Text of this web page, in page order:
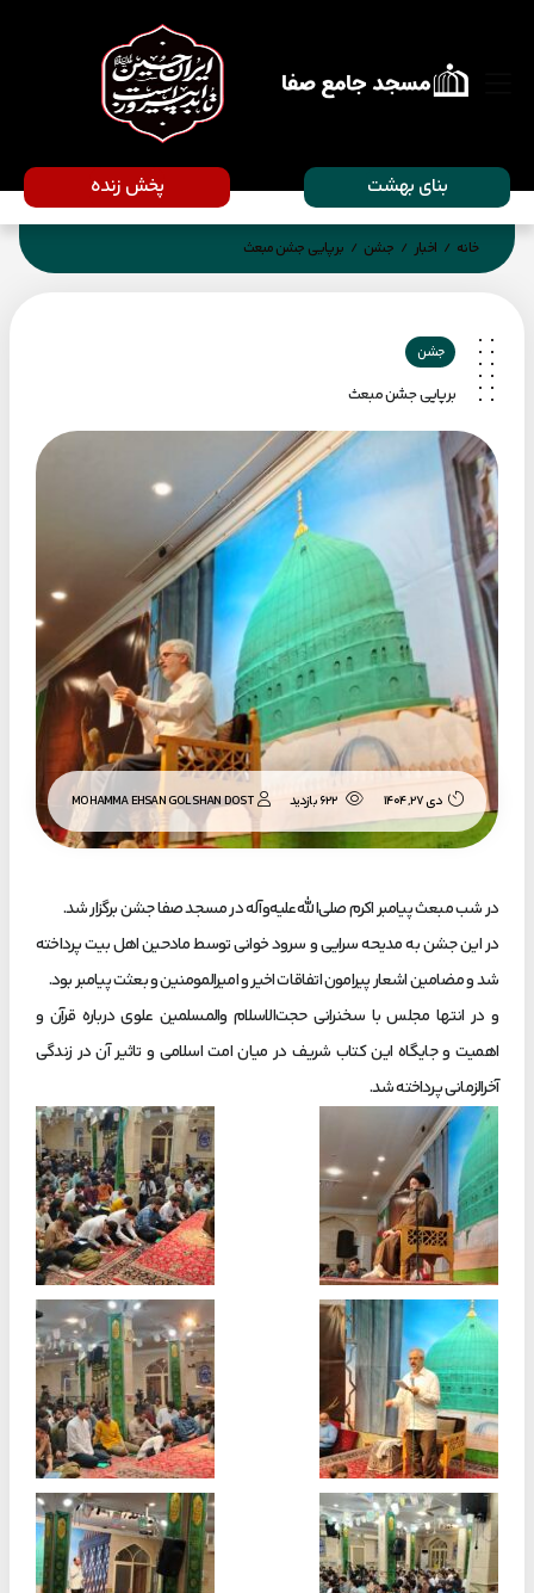
بنای بهشت پخش زنده
خانه / اخبار / جشن / برپایی جشن مبعث
جشن
برپایی جشن مبعث
دی ۲۷, ۱۴۰۴ MOHAMMA EHSAN GOLSHAN DOST
در شب مبعث پیامبر اکرم صلی‌الله‌علیه‌وآله در مسجد صفا جشن برگزار شد.
در این جشن به مدیحه سرایی و سرود خوانی توسط مادحین اهل بیت پرداخته
شد و مضامین اشعار پیرامون اتفاقات اخیر و امیرالمومنین و بعثت پیامبر بود.
و در انتها مجلس با سخنرانی حجت‌الاسلام والمسلمین علوی درباره قرآن و
اهمیت و جایگاه این کتاب شریف در میان امت اسلامی و تاثیر آن در زندگی
آخرالزمانی پرداخته شد.